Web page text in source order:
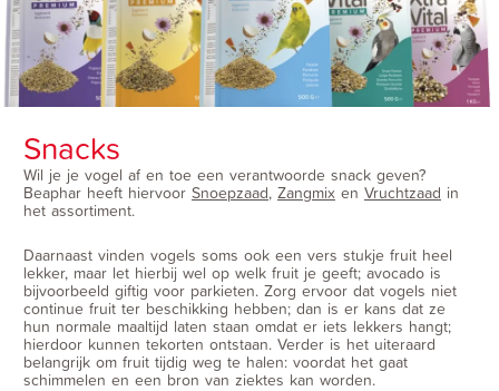
Snacks
Wil je je vogel af en toe een verantwoorde snack geven?
Beaphar heeft hiervoor Snoepzaad, Zangmix en Vruchtzaad in
het assortiment.
Daarnaast vinden vogels soms ook een vers stukje fruit heel
lekker, maar let hierbij wel op welk fruit je geeft; avocado is
bijvoorbeeld giftig voor parkieten. Zorg ervoor dat vogels niet
continue fruit ter beschikking hebben; dan is er kans dat ze
hun normale maaltijd laten staan omdat er iets lekkers hangt;
hierdoor kunnen tekorten ontstaan. Verder is het uiteraard
belangrijk om fruit tijdig weg te halen: voordat het gaat
schimmelen en een bron van ziektes kan worden.